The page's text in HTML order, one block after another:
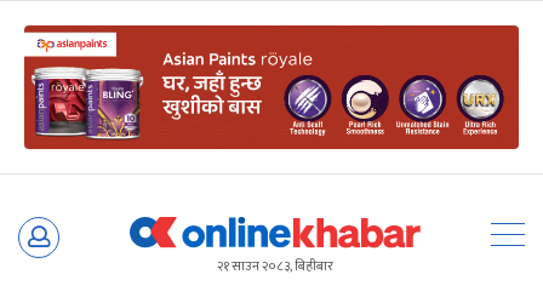
Skip
२१ साउन २०८३, बिहीबार